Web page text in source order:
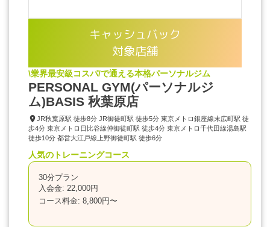
キャッシュバック
対象店舗
\業界最安級コスパ/で通える本格パーソナルジム
PERSONAL GYM(パーソナルジ
ム)BASIS 秋葉原店
JR秋葉原駅 徒歩8分 JR御徒町駅 徒歩5分 東京メトロ銀座線末広町駅 徒
歩4分 東京メトロ日比谷線仲御徒町駅 徒歩4分 東京メトロ千代田線湯島駅
徒歩10分 都営大江戸線上野御徒町駅 徒歩6分
人気のトレーニングコース
30分プラン
入会金: 22,000円
コース料金: 8,800円〜